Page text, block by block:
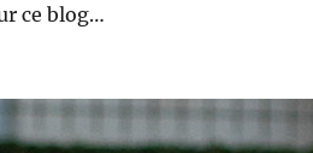
ce blog…